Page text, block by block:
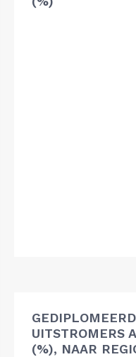
UITSTROMERS
(%), NAAR